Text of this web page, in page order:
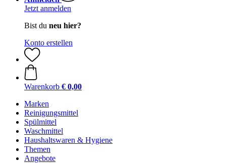
Jetzt anmelden
Bist du neu hier?
Konto erstellen
Warenkorb € 0,00
Marken
Reinigungsmittel
Spülmittel
Waschmittel
Haushaltswaren & Hygiene
Themen
Angebote